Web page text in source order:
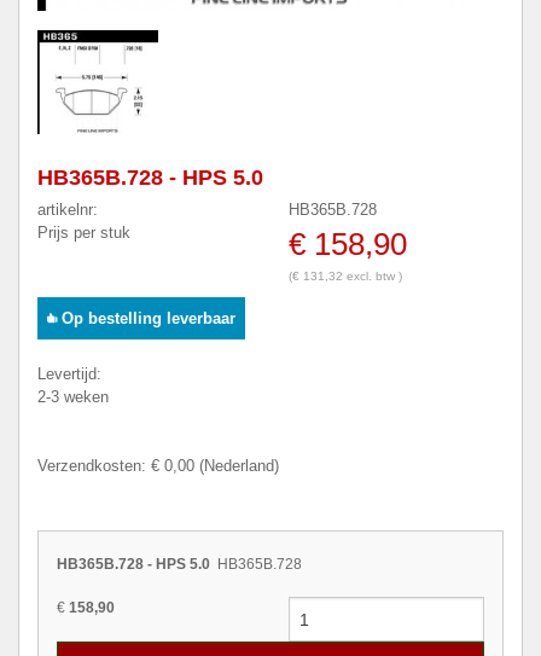
HB365B.728 - HPS 5.0
artikelnr:
HB365B.728
Prijs per stuk
€ 158,90
(€ 131,32 excl. btw )
Op bestelling leverbaar
Levertijd:
2-3 weken
Verzendkosten: € 0,00 (Nederland)
HB365B.728 - HPS 5.0 HB365B.728
€ 158,90